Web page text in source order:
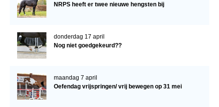
NRPS heeft er twee nieuwe hengsten bij
donderdag 17 april
Nog niet goedgekeurd??
maandag 7 april
Oefendag vrijspringen/ vrij bewegen op 31 mei